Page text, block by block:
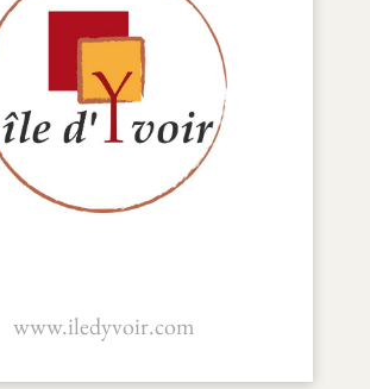
Ile d'Yvoir
www.iledyvoir.com